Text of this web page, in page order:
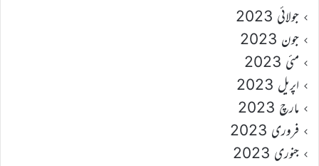
جولائی 2023
جون 2023
مئی 2023
اپریل 2023
مارچ 2023
فروری 2023
جنوری 2023